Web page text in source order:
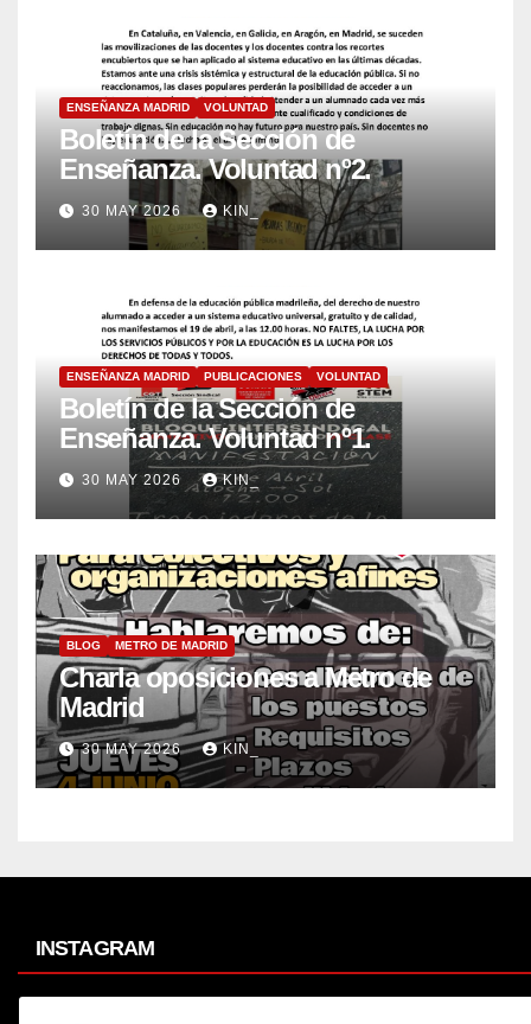
ENSEÑANZA MADRID VOLUNTAD
Boletín de la Sección de
Enseñanza. Voluntad nº2.
30 MAY 2026 KIN_
ENSEÑANZA MADRID PUBLICACIONES VOLUNTAD
Boletín de la Sección de
Enseñanza. Voluntad nº1.
30 MAY 2026 KIN_
BLOG METRO DE MADRID
Charla oposiciones a Metro de
Madrid
30 MAY 2026 KIN_
INSTAGRAM